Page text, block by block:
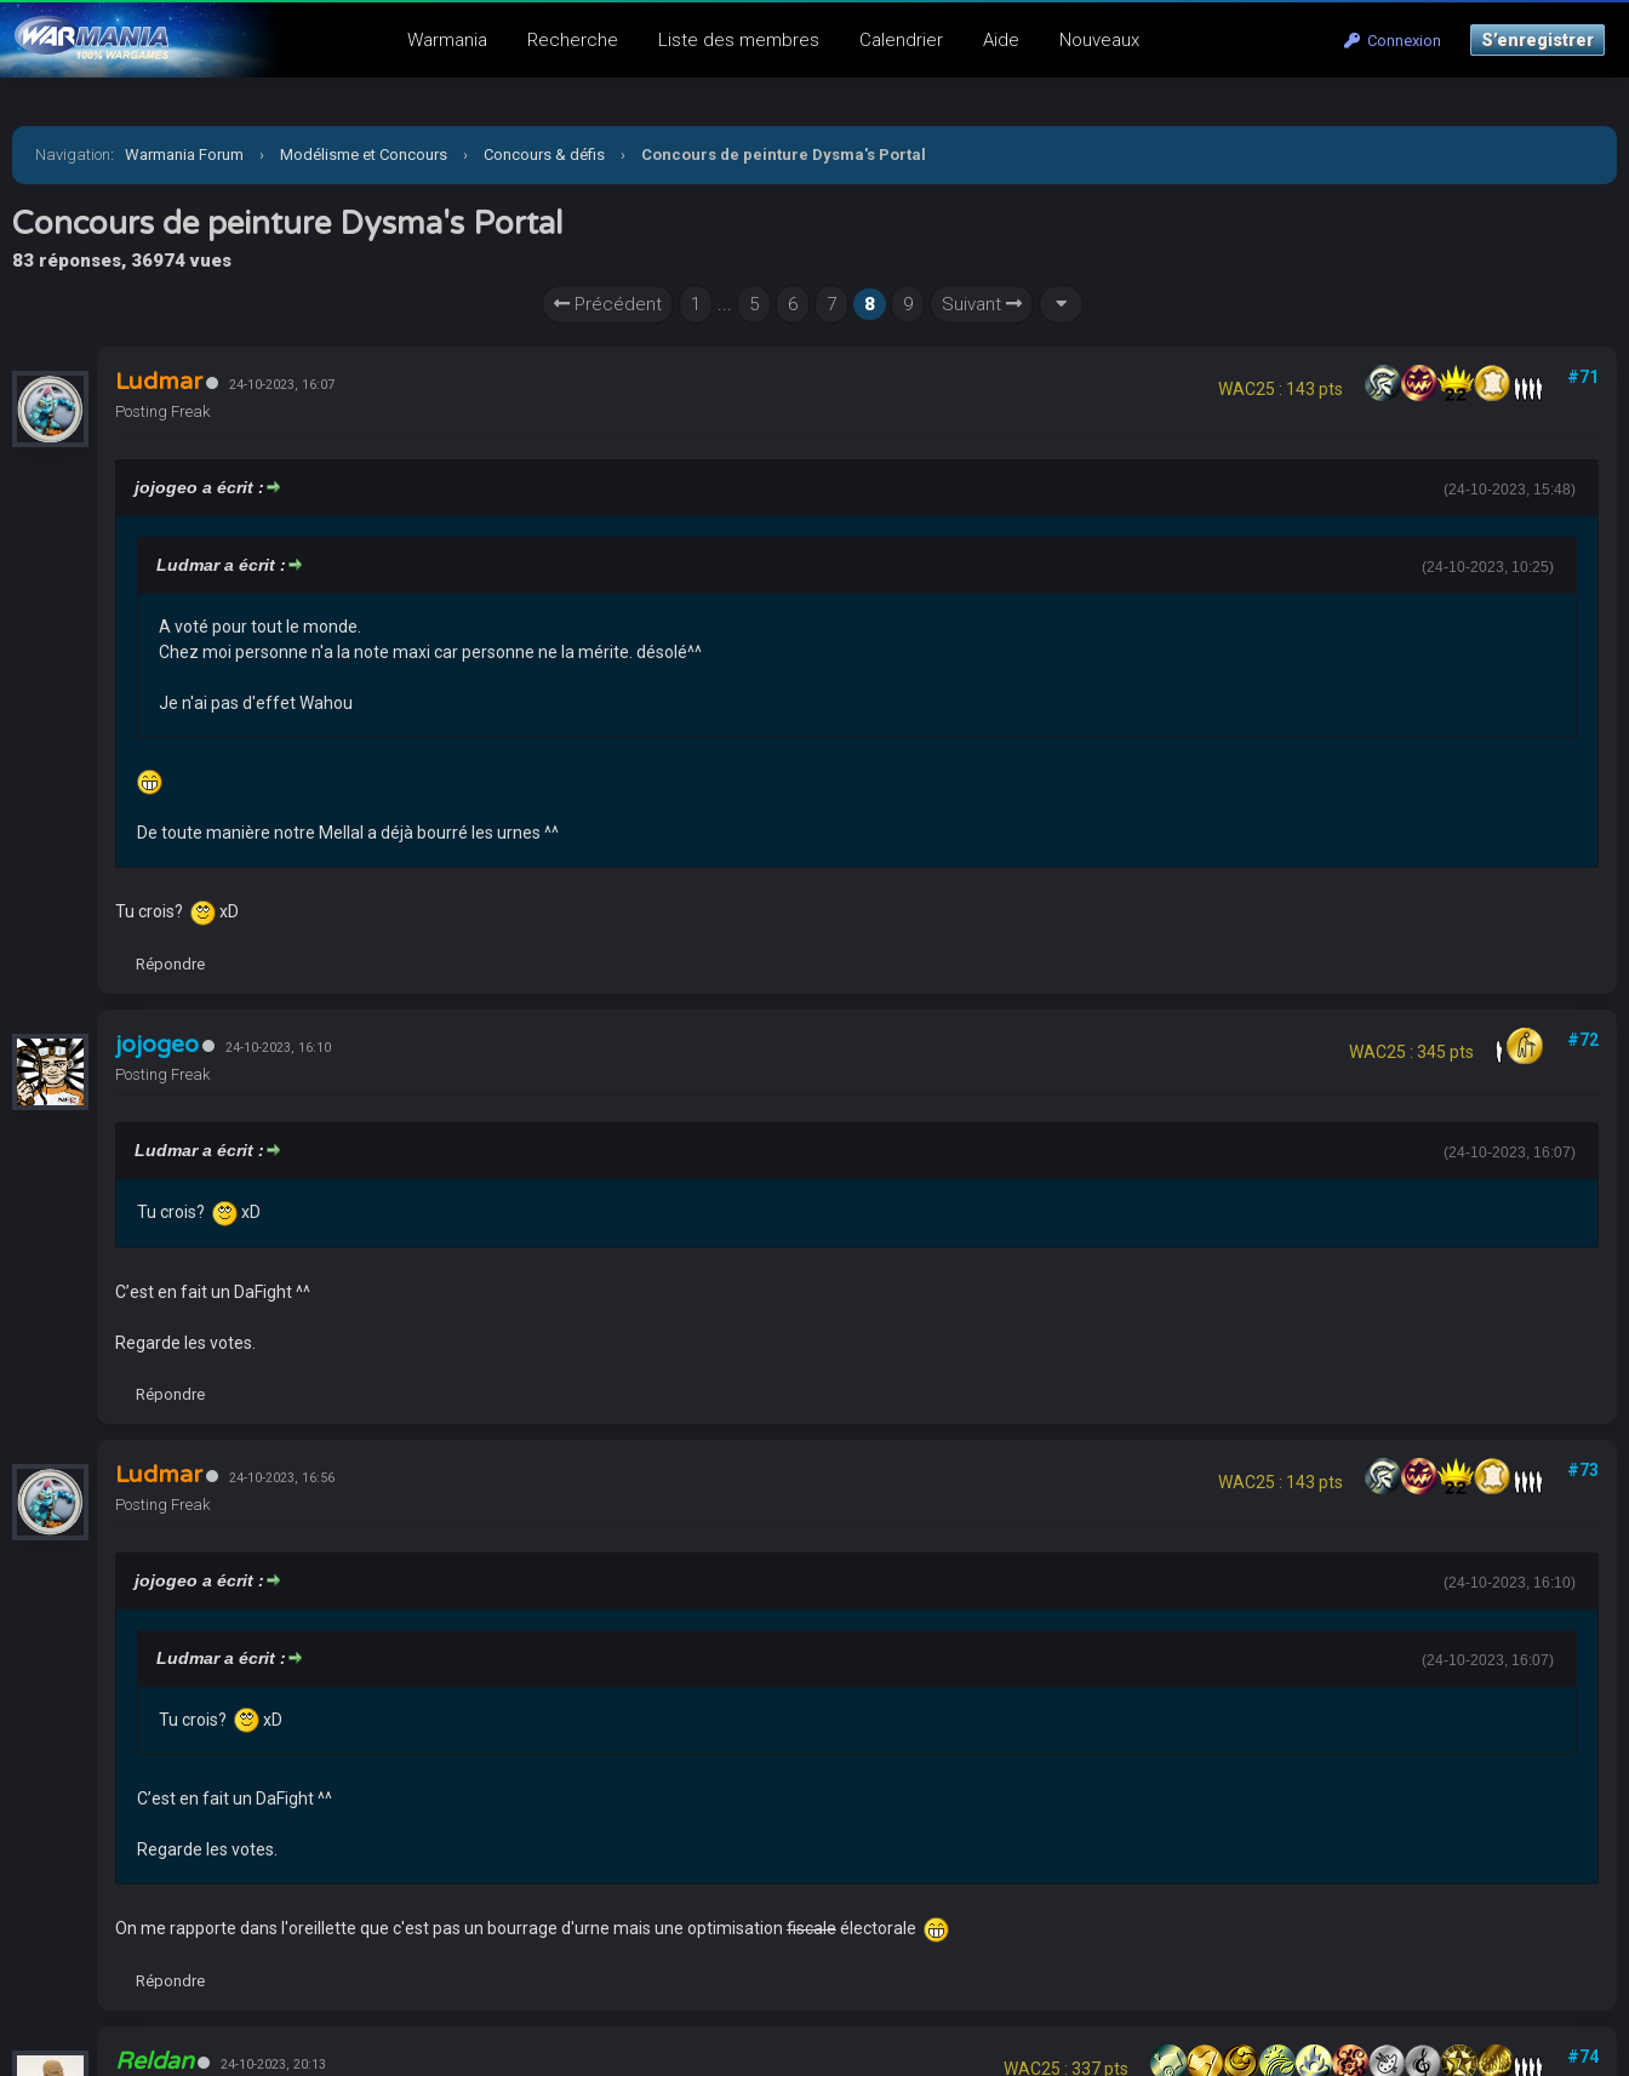
Connexion S’enregistrer
Warmania Recherche Liste des membres Calendrier Aide Nouveaux
Navigation: Warmania Forum › Modélisme et Concours › Concours & défis › Concours de peinture Dysma's Portal
Concours de peinture Dysma's Portal
83 réponses, 36974 vues
Précédent
1 ... 5 6 7 8 9 Suivant
Ludmar 24-10-2023, 16:07
Posting Freak
WAC25 : 143 pts
#71
(24-10-2023, 15:48)
jojogeo a écrit :
(24-10-2023, 10:25)
Ludmar a écrit :
A voté pour tout le monde.
Chez moi personne n'a la note maxi car personne ne la mérite. désolé^^
Je n'ai pas d'effet Wahou
De toute manière notre Mellal a déjà bourré les urnes ^^
Tu crois? xD
Répondre
jojogeo 24-10-2023, 16:10
Posting Freak
WAC25 : 345 pts
#72
(24-10-2023, 16:07)
Ludmar a écrit :
Tu crois? xD
C’est en fait un DaFight ^^
Regarde les votes.
Répondre
Ludmar 24-10-2023, 16:56
Posting Freak
WAC25 : 143 pts
#73
(24-10-2023, 16:10)
jojogeo a écrit :
(24-10-2023, 16:07)
Ludmar a écrit :
Tu crois? xD
C’est en fait un DaFight ^^
Regarde les votes.
On me rapporte dans l'oreillette que c'est pas un bourrage d'urne mais une optimisation fiscaleélectorale
Répondre
Reldan 24-10-2023, 20:13 WAC25 : 337 pts
#74